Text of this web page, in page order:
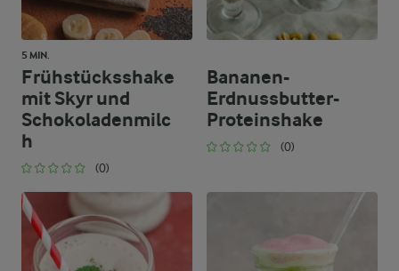
5 MIN.
Frühstücksshake
mit Skyr und
Schokoladenmilc
h
(0)
Bananen-
Erdnussbutter-
Proteinshake
(0)